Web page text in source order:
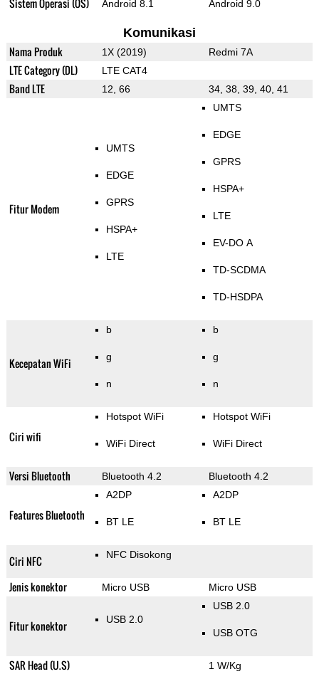
Sistem Operasi (OS) Android 8.1 Android 9.0
Komunikasi
Nama Produk 1X (2019) Redmi 7A
LTE Category (DL) LTE CAT4
Band LTE 12, 66 34, 38, 39, 40, 41
Fitur Modem
UMTS
EDGE
GPRS
HSPA+
LTE
UMTS
EDGE
GPRS
HSPA+
LTE
EV-DO A
TD-SCDMA
TD-HSDPA
Kecepatan WiFi
b
g
n
b
g
n
Ciri wifi
Hotspot WiFi
WiFi Direct
Hotspot WiFi
WiFi Direct
Versi Bluetooth Bluetooth 4.2 Bluetooth 4.2
Features Bluetooth
A2DP
BT LE
A2DP
BT LE
Ciri NFC NFC Disokong
Jenis konektor Micro USB Micro USB
Fitur konektor USB 2.0
USB 2.0
USB OTG
SAR Head (U.S) 1 W/Kg